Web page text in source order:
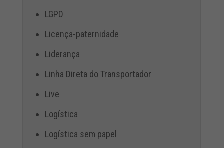
LGPD
Licença-paternidade
Liderança
Linha Direta do Transportador
Live
Logística
Logística sem papel